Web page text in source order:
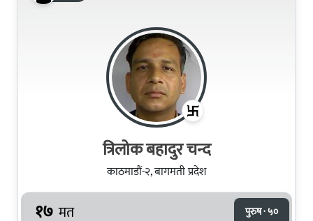
त्रिलोक बहादुर चन्द
काठमाडौं-२, बागमती प्रदेश
१७ मत पुरुष · ५०